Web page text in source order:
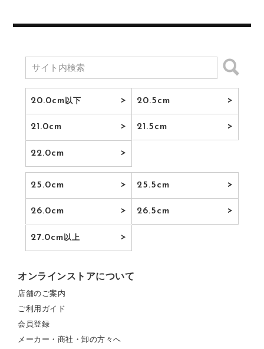
20.0cm以下 20.5cm
21.0cm 21.5cm
22.0cm
25.0cm 25.5cm
26.0cm 26.5cm
27.0cm以上
オンラインストアについて
店舗のご案内
ご利用ガイド
会員登録
メーカー・商社・卸の方々へ